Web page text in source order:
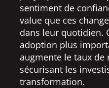
sentiment de
value que ces
dans leur quotidien.
adoption plus
augmente le taux de
sécurisant les
transformation.